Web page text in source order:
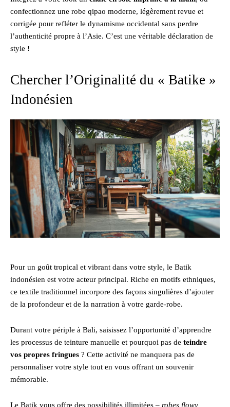
confectionnez une robe qipao moderne, légèrement revue et
corrigée pour refléter le dynamisme occidental sans perdre
l’authenticité propre à l’Asie. C’est une véritable déclaration de
style !
Chercher l’Originalité du « Batike »
Indonésien
Pour un goût tropical et vibrant dans votre style, le Batik
indonésien est votre acteur principal. Riche en motifs ethniques,
ce textile traditionnel incorpore des façons singulières d’ajouter
de la profondeur et de la narration à votre garde-robe.
Durant votre périple à Bali, saisissez l’opportunité d’apprendre
les processus de teinture manuelle et pourquoi pas de teindre
vos propres fringues ? Cette activité ne manquera pas de
personnaliser votre style tout en vous offrant un souvenir
mémorable.
Le Batik vous offre des possibilités illimitées – robes flowy,